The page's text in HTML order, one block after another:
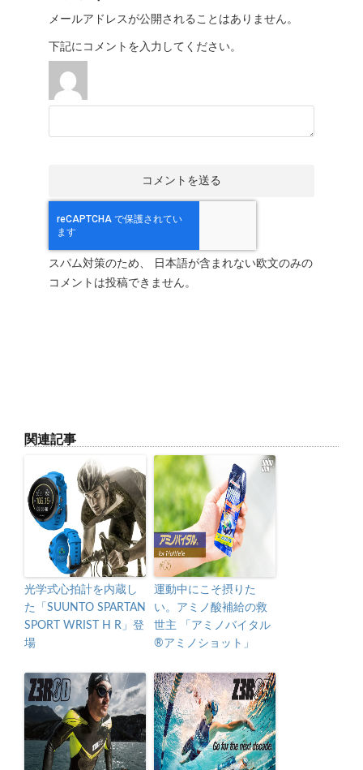
メールアドレスが公開されることはありません。
下記にコメントを入力してください。
スパム対策のため、 日本語が含まれない欧文のみの
コメントは投稿できません。
関連記事
光学式心拍計を内蔵し
た「SUUNTO SPARTAN
SPORT WRIST H R」登
場
運動中にこそ摂りた
い。アミノ酸補給の救
世主 「アミノバイタル
®アミノショット」